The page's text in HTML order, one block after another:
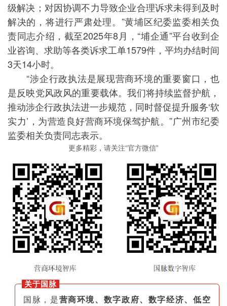
级解决；对因协调不力导致企业合理诉求未得到及时
解决的，将进行严肃处理。”黄埔区纪委监委相关负
责同志介绍，截至2025年8月，“埔企通”平台收到企
业咨询、求助等各类诉求工单1579件，平均办结时间
3天14小时。
“涉企行政执法是展现营商环境的重要窗口，也
是反映党风政风的重要载体。我们将持续监督护航，
推动涉企行政执法进一步规范，同时督促提升服务‘软
实力’，为营造良好营商环境保驾护航。”广州市纪委
监委相关负责同志表示。
更多精彩，请关注“官方微信”
关于国脉
国脉，是营商环境、数字政府、数字经济、低空